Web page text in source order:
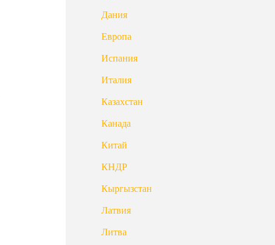
Дания
Европа
Испания
Италия
Казахстан
Канада
Китай
КНДР
Кыргызстан
Латвия
Литва